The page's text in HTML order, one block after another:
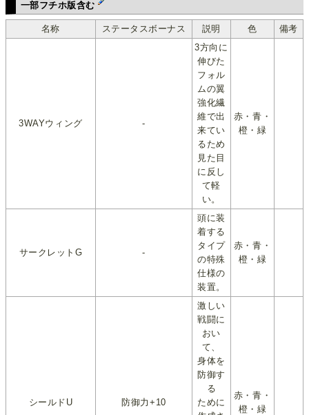
一部フチホ版含む
名称 ステータスボーナス 説明 色 備考
3WAYウィング -
3方向に
伸びた
フォル
ムの翼
強化繊
維で出
来てい
るため
見た目
に反し
て軽
い。
赤・青・
橙・緑
サークレットG -
頭に装
着する
タイプ
の特殊
仕様の
装置。
赤・青・
橙・緑
シールドU 防御力+10
激しい
戦闘に
おい
て、
身体を
防御す
る
ために
赤・青・
橙・緑